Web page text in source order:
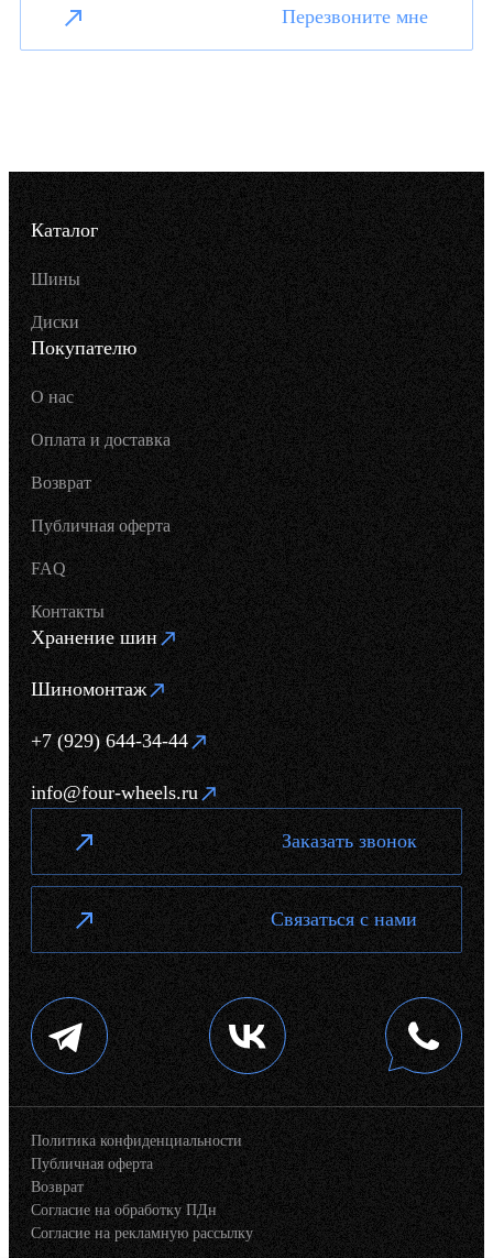
Перезвоните мне
Каталог
Шины
Диски
Покупателю
О нас
Оплата и доставка
Возврат
Публичная оферта
FAQ
Контакты
Хранение шин
Шиномонтаж
+7 (929) 644-34-44
info@four-wheels.ru
Заказать звонок
Связаться с нами
Политика конфиденциальности
Публичная оферта
Возврат
Согласие на обработку ПДн
Согласие на рекламную рассылку